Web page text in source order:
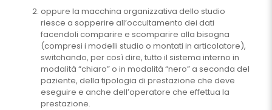
oppure la macchina organizzativa dello studio
riesce a sopperire all’occultamento dei dati
facendoli comparire e scomparire alla bisogna
(compresi i modelli studio o montati in articolatore),
switchando, per così dire, tutto il sistema interno in
modalità “chiaro” o in modalità “nero” a seconda del
paziente, della tipologia di prestazione che deve
eseguire e anche dell’operatore che effettua la
prestazione.